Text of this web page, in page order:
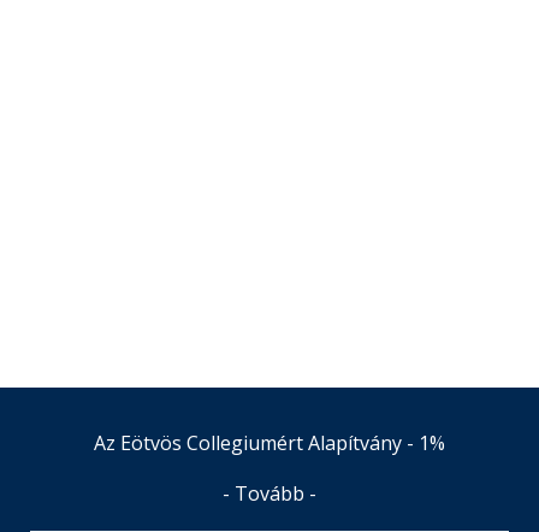
Az Eötvös Collegiumért Alapítvány - 1%
- Tovább -